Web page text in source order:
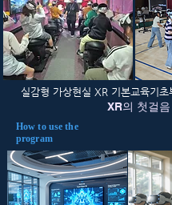
실감형 가상현실 XR 기본교육기초
XR의 첫걸음
How to use the
program